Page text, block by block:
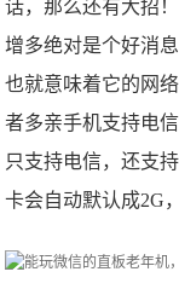
话，那么还有大招
增多绝对是个好消
也就意味着它的网
者多亲手机支持电
只支持电信，还支
卡会自动默认成2G